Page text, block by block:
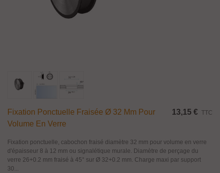
Fixation Ponctuelle Fraisée Ø 32 Mm Pour
Volume En Verre
13,15 € TTC
Fixation ponctuelle, cabochon fraisé diamètre 32 mm pour volume en verre
d'épaisseur 8 à 12 mm ou signalétique murale. Diamètre de perçage du
verre 26+0.2 mm fraisé à 45° sur Ø 32+0.2 mm. Charge maxi par support
30...